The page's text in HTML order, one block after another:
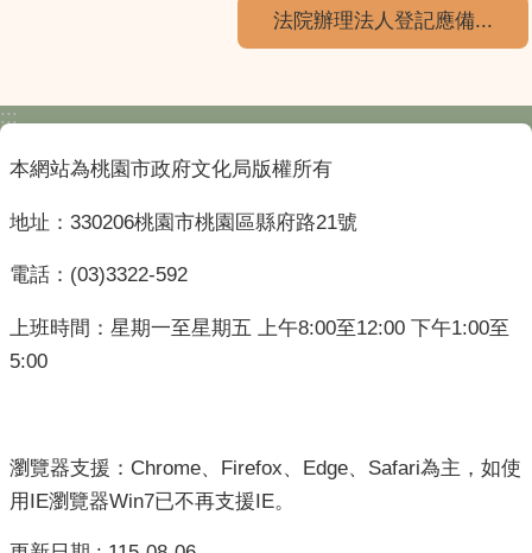
法院辦理法人登記應備...
:::
本網站為桃園市政府文化局版權所有
地址：330206桃園市桃園區縣府路21號
電話：(03)3322-592
上班時間：星期一至星期五 上午8:00至12:00 下午1:00至
5:00
瀏覽器支援：Chrome、Firefox、Edge、Safari為主，如使
用IE瀏覽器Win7已不再支援IE。